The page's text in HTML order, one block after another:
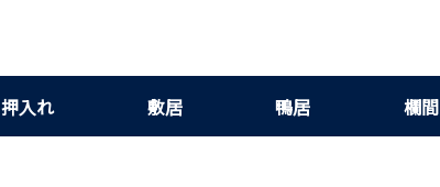
押入れ 敷居 鴨居 欄間